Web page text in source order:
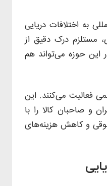
به اختلافات دریایی
مستلزم درک دقیق از
این حوزه می‌تواند هم
فعالیت می‌کنند. این
و صاحبان کالا را با
و کاهش هزینه‌های